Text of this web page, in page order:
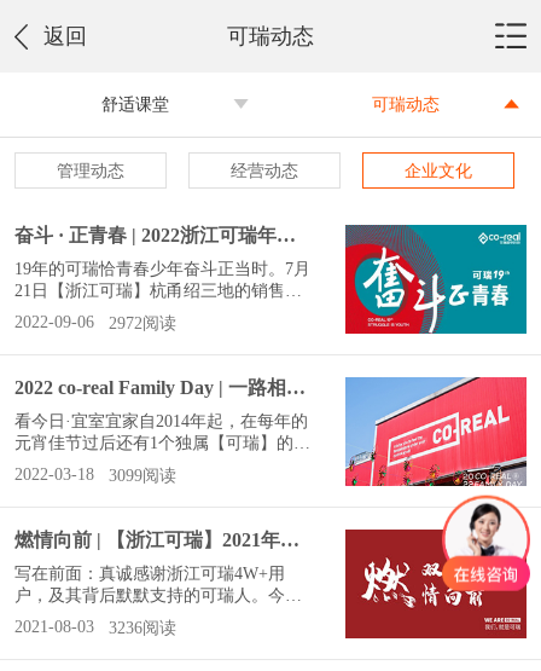
返回 可瑞动态
舒适课堂 可瑞动态
管理动态 经营动态 企业文化
奋斗 · 正青春 | 2022浙江可瑞年中销售会议燃动全场
19年的可瑞恰青春少年奋斗正当时。7月
21日【浙江可瑞】杭甬绍三地的销售精
英会师宁波参加2022年中销售会议。回
顾上半年市场业绩在青春与奋斗的燃动
力下开启2022下半年的奋斗序章。集团
董事长黄晓东先生精神领袖黄晓东先生
开篇简述了可瑞与生俱来的[奋斗]基
因，以及有赖于[奋斗]这一优势基因可
瑞在人人皆称之为[困局]的上半年稳扎
稳打主动出击竭力朝上半年的既定方向
前进。2022下半
2022-09-06 2972阅读
2022 co-real Family Day | 一路相伴，感谢有你~
看今日·宜室宜家自2014年起，在每年的
元宵佳节过后还有1个独属【可瑞】的佳
节，值得期待。我们习惯性称之为【家
属日】，或者【co-realFamilyDay】。因
为这天是每一个小家庭，相聚于可瑞大
家庭的日子。可瑞感谢这些小家，在幕
后对可瑞事业默默地支持，一如今年的
家属日主题：一路相伴，感谢有你！家
属日花絮去家属日现场看看“每年的全家
福，都是在家属日照的”。那今年，又怎
么
2022-03-18 3099阅读
燃情向前 | 【浙江可瑞】2021年中会议暨【绍兴可瑞】新展厅开业
写在前面：真诚感谢浙江可瑞4W+用
户，及其背后默默支持的可瑞人。今
年，是【浙江可瑞】成立至今的第18个
年头。18年，可瑞从稚嫩逐渐走向成
熟，从名不见经传的小公司发展为初具
2021-08-03 3236阅读